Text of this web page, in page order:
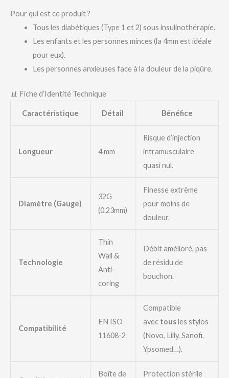
Pour qui est ce produit ?
Tous les diabétiques (Type 1 et 2) sous insulinothérapie.
Les enfants et les personnes minces (la 4mm est idéale
pour eux).
Les personnes anxieuses face à la douleur de la piqûre.
📊 Fiche d’Identité Technique
Caractéristique Détail Bénéfice
Longueur 4 mm
Risque d’injection
intramusculaire
quasi nul.
Diamètre (Gauge)
32G
(0.23mm)
Finesse extrême
pour moins de
douleur.
Technologie
Thin
Wall &
Anti-
coring
Débit amélioré, pas
de résidu de
bouchon.
Compatibilité
EN ISO
11608-2
Compatible
avec tousles stylos
(Novo, Lilly, Sanofi,
Ypsomed…).
Boîte de
Protection stérile